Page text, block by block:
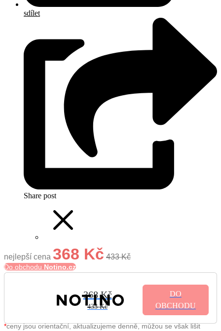
sdílet
Share post
nejlepší cena 368 Kč 433 Kč
Do obchodu Notino.cz
368 Kč
433 Kč
DO
OBCHODU
*ceny jsou orientační, aktualizujeme denně, můžou se však lišit